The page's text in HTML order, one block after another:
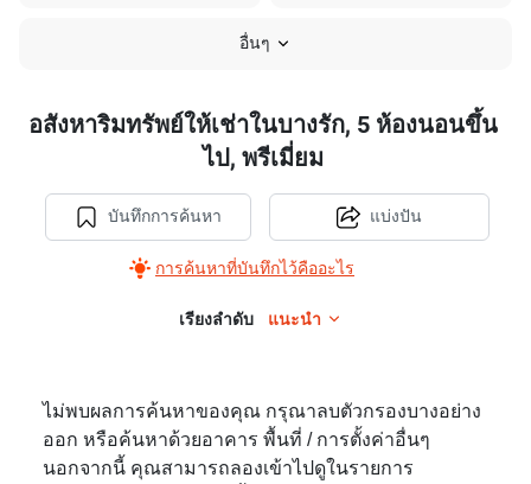
อื่นๆ
อสังหาริมทรัพย์ให้เช่าในบางรัก, 5 ห้องนอนขึ้น
ไป, พรีเมี่ยม
บันทึกการค้นหา
การค้นหาที่บันทึกไว้คืออะไร
แบ่งปัน
เรียงลำดับ แนะนำ
ไม่พบผลการค้นหาของคุณ กรุณาลบตัวกรองบางอย่าง
ออก หรือค้นหาด้วยอาคาร พื้นที่ / การตั้งค่าอื่นๆ
นอกจากนี้ คุณสามารถลองเข้าไปดูในรายการ